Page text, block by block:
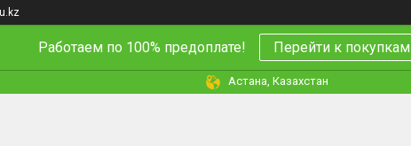
Работаем по 100% предоплате! Перейти к покупкам
Астана, Казахстан